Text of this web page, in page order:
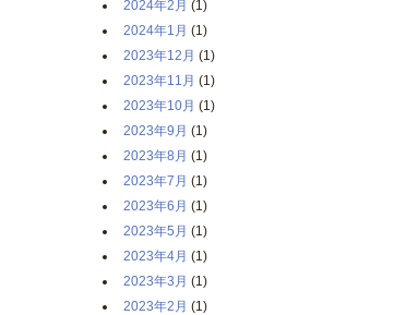
2024年2月 (1)
2024年1月 (1)
2023年12月 (1)
2023年11月 (1)
2023年10月 (1)
2023年9月 (1)
2023年8月 (1)
2023年7月 (1)
2023年6月 (1)
2023年5月 (1)
2023年4月 (1)
2023年3月 (1)
2023年2月 (1)